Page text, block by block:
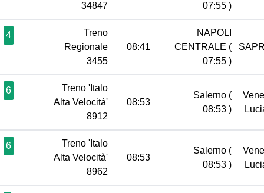
34847
07:55 )
4
Treno
Regionale
3455
08:41
NAPOLI
CENTRALE (
07:55 )
6
Treno 'Italo
Alta Velocità'
8912
08:53
Salerno (
08:53 )
6
Treno 'Italo
Alta Velocità'
8962
08:53
Salerno (
08:53 )